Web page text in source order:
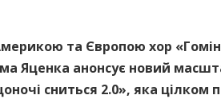
та Європою хор
Яценка анонсує новий
сниться 2.0», яка цілком